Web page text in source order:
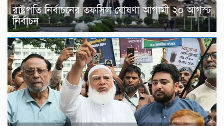
রাষ্ট্রপতি নির্বাচনের তফসিল ঘোষণা আগামী ২০ আগস্ট
নির্বাচন